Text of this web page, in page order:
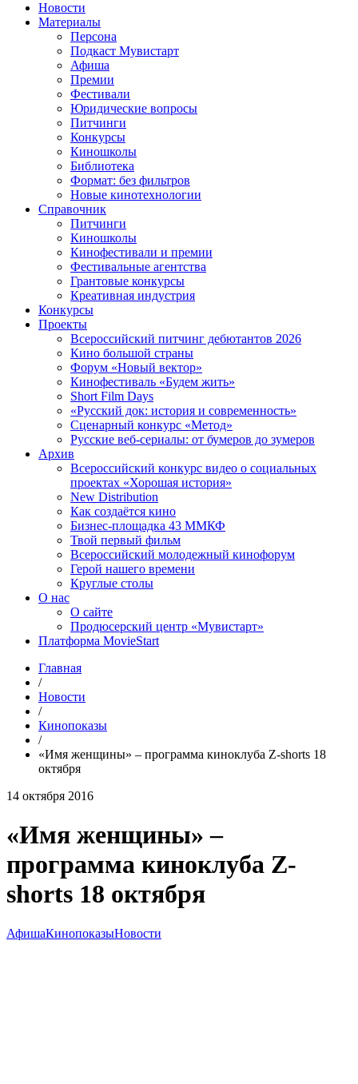
Новости
Материалы
Персона
Подкаст Мувистарт
Афиша
Премии
Фестивали
Юридические вопросы
Питчинги
Конкурсы
Киношколы
Библиотека
Формат: без фильтров
Новые кинотехнологии
Справочник
Питчинги
Киношколы
Кинофестивали и премии
Фестивальные агентства
Грантовые конкурсы
Креативная индустрия
Конкурсы
Проекты
Всероссийский питчинг дебютантов 2026
Кино большой страны
Форум «Новый вектор»
Кинофестиваль «Будем жить»
Short Film Days
«Русский док: история и современность»
Сценарный конкурс «Метод»
Русские веб-сериалы: от бумеров до зумеров
Архив
Всероссийский конкурс видео о социальных
проектах «Хорошая история»
New Distribution
Как создаётся кино
Бизнес-площадка 43 ММКФ
Твой первый фильм
Всероссийский молодежный кинофорум
Герой нашего времени
Круглые столы
О нас
О сайте
Продюсерский центр «Мувистарт»
Платформа MovieStart
Главная
/
Новости
/
Кинопоказы
/
«Имя женщины» – программа киноклуба Z-shorts 18
октября
14 октября 2016
«Имя женщины» –
программа киноклуба Z-
shorts 18 октября
АфишаКинопоказыНовости